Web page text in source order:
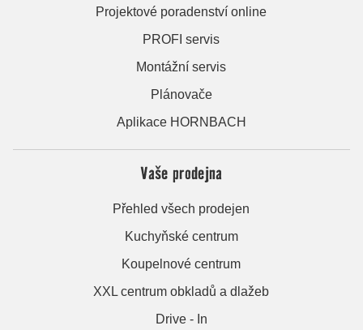
Projektové poradenství online
PROFI servis
Montážní servis
Plánovače
Aplikace HORNBACH
Vaše prodejna
Přehled všech prodejen
Kuchyňské centrum
Koupelnové centrum
XXL centrum obkladů a dlažeb
Drive - In